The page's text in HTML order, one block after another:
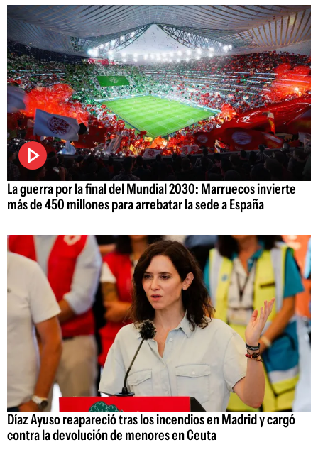
La guerra por la final del Mundial 2030: Marruecos invierte
más de 450 millones para arrebatar la sede a España
Díaz Ayuso reapareció tras los incendios en Madrid y cargó
contra la devolución de menores en Ceuta